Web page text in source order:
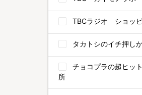
TBCラジオ ショッ
タカトシのイチ押し
チョコプラの超ヒッ
所